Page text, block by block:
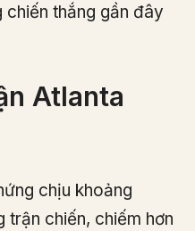
chiến thắng gần đây
Atlanta
chịu khoảng
chiến, chiếm hơn